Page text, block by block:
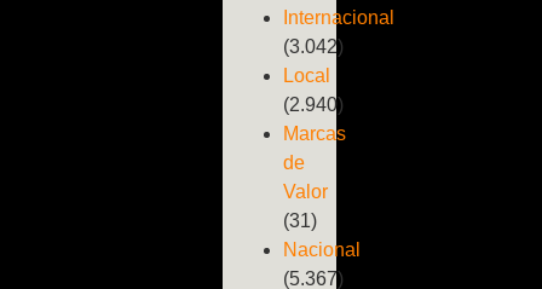
Internacional
(3.042)
Local
(2.940)
Marcas
de
Valor
(31)
Nacional
(5.367)